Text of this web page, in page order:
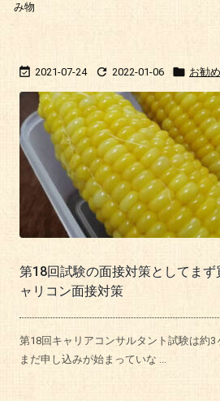
み物
 2021-07-24  2022-01-06  お勧
第18回試験の面接対策としてま
ャリコン面接対策
第18回キャリアコンサルタント試験は約3
まだ申し込みが始まっていな ...